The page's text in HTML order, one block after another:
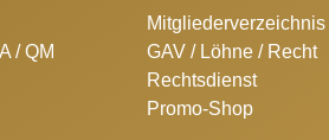
/ QM
Mitgliederverzeichnis
GAV / Löhne / Recht
Rechtsdienst
Promo-Shop